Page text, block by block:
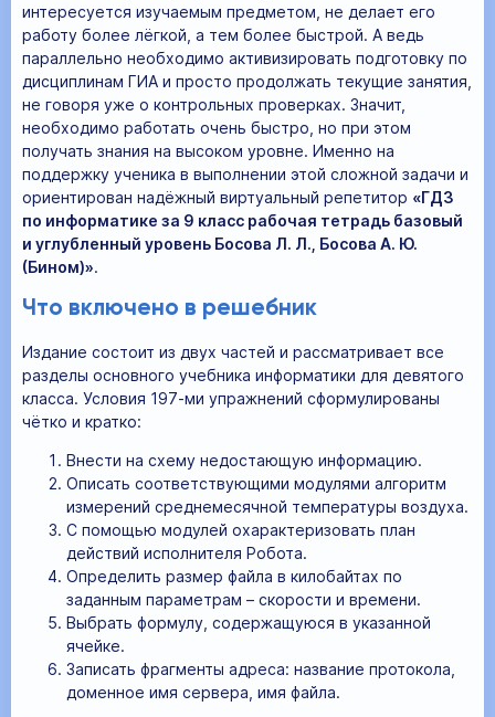
интересуется изучаемым предметом, не делает его
работу более лёгкой, а тем более быстрой. А ведь
параллельно необходимо активизировать подготовку по
дисциплинам ГИА и просто продолжать текущие занятия,
не говоря уже о контрольных проверках. Значит,
необходимо работать очень быстро, но при этом
получать знания на высоком уровне. Именно на
поддержку ученика в выполнении этой сложной задачи и
ориентирован надёжный виртуальный репетитор «ГДЗ
по информатике за 9 класс рабочая тетрадь базовый
и углубленный уровень Босова Л. Л., Босова А. Ю.
(Бином)».
Что включено в решебник
Издание состоит из двух частей и рассматривает все
разделы основного учебника информатики для девятого
класса. Условия 197-ми упражнений сформулированы
чётко и кратко:
Внести на схему недостающую информацию.
Описать соответствующими модулями алгоритм
измерений среднемесячной температуры воздуха.
С помощью модулей охарактеризовать план
действий исполнителя Робота.
Определить размер файла в килобайтах по
заданным параметрам – скорости и времени.
Выбрать формулу, содержащуюся в указанной
ячейке.
Записать фрагменты адреса: название протокола,
доменное имя сервера, имя файла.